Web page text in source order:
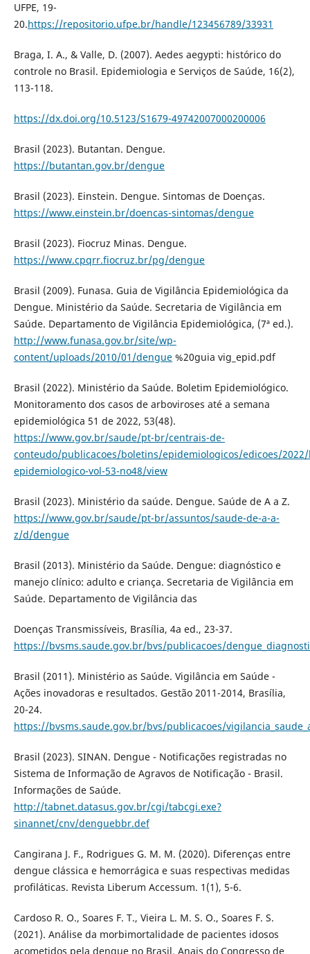
UFPE, 19-
20.https://repositorio.ufpe.br/handle/123456789/33931
Braga, I. A., & Valle, D. (2007). Aedes aegypti: histórico do
controle no Brasil. Epidemiologia e Serviços de Saúde, 16(2),
113-118.
https://dx.doi.org/10.5123/S1679-49742007000200006
Brasil (2023). Butantan. Dengue.
https://butantan.gov.br/dengue
Brasil (2023). Einstein. Dengue. Sintomas de Doenças.
https://www.einstein.br/doencas-sintomas/dengue
Brasil (2023). Fiocruz Minas. Dengue.
https://www.cpqrr.fiocruz.br/pg/dengue
Brasil (2009). Funasa. Guia de Vigilância Epidemiológica da
Dengue. Ministério da Saúde. Secretaria de Vigilância em
Saúde. Departamento de Vigilância Epidemiológica, (7ª ed.).
http://www.funasa.gov.br/site/wp-
content/uploads/2010/01/dengue%20guia vig_epid.pdf
Brasil (2022). Ministério da Saúde. Boletim Epidemiológico.
Monitoramento dos casos de arboviroses até a semana
epidemiológica 51 de 2022, 53(48).
https://www.gov.br/saude/pt-br/centrais-de-
conteudo/publicacoes/boletins/epidemiologicos/edicoes/
epidemiologico-vol-53-no48/view
Brasil (2023). Ministério da saúde. Dengue. Saúde de A a Z.
https://www.gov.br/saude/pt-br/assuntos/saude-de-a-a-
z/d/dengue
Brasil (2013). Ministério da Saúde. Dengue: diagnóstico e
manejo clínico: adulto e criança. Secretaria de Vigilância em
Saúde. Departamento de Vigilância das
Doenças Transmissíveis, Brasília, 4a ed., 23-37.
https://bvsms.saude.gov.br/bvs/publicacoes/
Brasil (2011). Ministério as Saúde. Vigilância em Saúde -
Ações inovadoras e resultados. Gestão 2011-2014, Brasília,
20-24.
https://bvsms.saude.gov.br/bvs/publicacoes/
Brasil (2023). SINAN. Dengue - Notificações registradas no
Sistema de Informação de Agravos de Notificação - Brasil.
Informações de Saúde.
http://tabnet.datasus.gov.br/cgi/tabcgi.exe?
sinannet/cnv/denguebbr.def
Cangirana J. F., Rodrigues G. M. M. (2020). Diferenças entre
dengue clássica e hemorrágica e suas respectivas medidas
profiláticas. Revista Liberum Accessum. 1(1), 5-6.
Cardoso R. O., Soares F. T., Vieira L. M. S. O., Soares F. S.
(2021). Análise da morbimortalidade de pacientes idosos
acometidos pela dengue no Brasil. Anais do Congresso de